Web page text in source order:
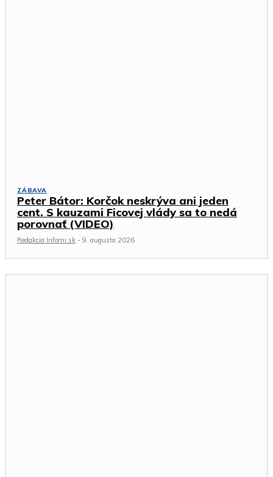
ZÁBAVA
Peter Bátor: Korčok neskrýva ani jeden
cent. S kauzami Ficovej vlády sa to nedá
porovnať (VIDEO)
Redakcia Infomi.sk - 9. augusta 2026